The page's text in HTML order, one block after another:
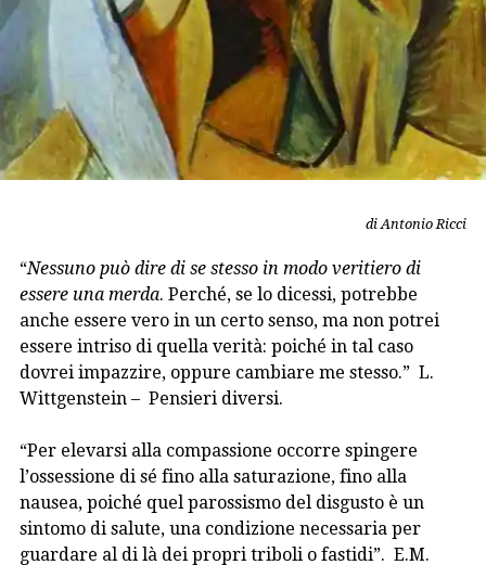
di Antonio Ricci
“Nessuno può dire di se stesso in modo veritiero di
essere una merda. Perché, se lo dicessi, potrebbe
anche essere vero in un certo senso, ma non potrei
essere intriso di quella verità: poiché in tal caso
dovrei impazzire, oppure cambiare me stesso.” L.
Wittgenstein – Pensieri diversi.
“Per elevarsi alla compassione occorre spingere
l’ossessione di sé fino alla saturazione, fino alla
nausea, poiché quel parossismo del disgusto è un
sintomo di salute, una condizione necessaria per
guardare al di là dei propri triboli o fastidi”. E.M.